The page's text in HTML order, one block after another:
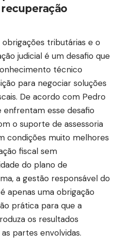
tributárias e o
judicial é um desafio que
técnico
para negociar soluções
De acordo com Pedro
enfrentam esse desafio
o suporte de assessoria
condições muito melhores
fiscal sem
do plano de
a gestão responsável do
apenas uma obrigação
prática para que a
os resultados
partes envolvidas.